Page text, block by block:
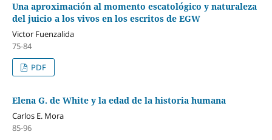
Una aproximación al momento escatológico y naturaleza
del juicio a los vivos en los escritos de EGW
Victor Fuenzalida
75-84
PDF
Elena G. de White y la edad de la historia humana
Carlos E. Mora
85-96